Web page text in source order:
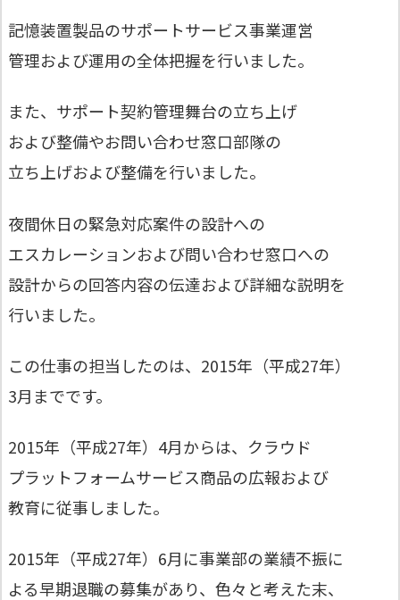
記憶装置製品のサポートサービス事業運営
管理および運用の全体把握を行いました。
また、サポート契約管理舞台の立ち上げ
および整備やお問い合わせ窓口部隊の
立ち上げおよび整備を行いました。
夜間休日の緊急対応案件の設計への
エスカレーションおよび問い合わせ窓口への
設計からの回答内容の伝達および詳細な説明を
行いました。
この仕事の担当したのは、2015年（平成27年）
3月までです。
2015年（平成27年）4月からは、クラウド
プラットフォームサービス商品の広報および
教育に従事しました。
2015年（平成27年）6月に事業部の業績不振に
よる早期退職の募集があり、色々と考えた末、